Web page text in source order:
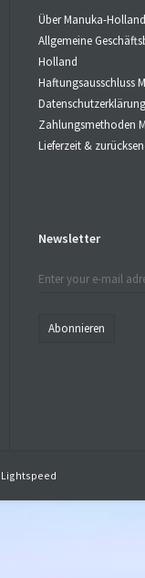
Die
kleiner zu
# Dieser
Honig
zur Natur
DieKraft
MGO-
MengeMGO
Über Manuka-Holland
Allgemeine
Holland
Haftungsausschluss
Zahlungsmethoden
Lieferzeit &
Newsletter
Abonnieren
Lightspeed